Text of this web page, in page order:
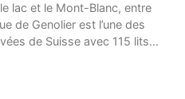
lac et le Mont-Blanc, entre
de Genolier est l’une des
de Suisse avec 115 lits…